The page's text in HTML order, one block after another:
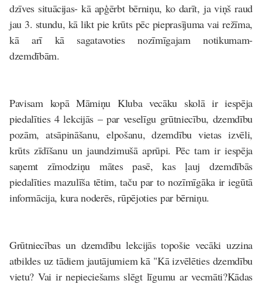
dzīves situācijas- kā apģērbt bērniņu, ko darīt, ja viņš raud
jau 3. stundu, kā likt pie krūts pēc pieprasījuma vai režīma,
kā arī kā sagatavoties nozīmīgajam notikumam-
dzemdībām.
Pavisam kopā Māmiņu Kluba vecāku skolā ir iespēja
piedalīties 4 lekcijās – par veselīgu grūtniecību, dzemdību
pozām, atsāpināšanu, elpošanu, dzemdību vietas izvēli,
krūts zīdīšanu un jaundzimušā aprūpi. Pēc tam ir iespēja
saņemt zīmodziņu mātes pasē, kas ļauj dzemdībās
piedalīties mazulīša tētim, taču par to nozīmīgāka ir iegūtā
informācija, kura noderēs, rūpējoties par bērniņu.
Grūtniecības un dzemdību lekcijāstopošie vecāki uzzina
atbildes uz tādiem jautājumiem kā "Kā izvēlēties dzemdību
vietu? Vai ir nepieciešams slēgt līgumu ar vecmāti?Kādas